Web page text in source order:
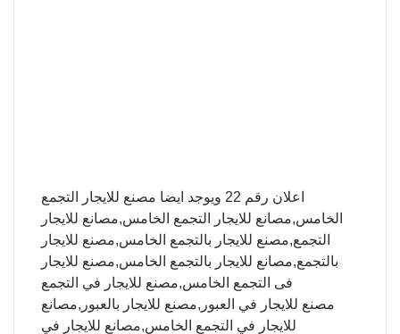
اعلان رقم 22 ويوجد ايضا مصنع للايجار التجمع
الخامس,مصانع للايجار التجمع الخامس,مصانع للايجار
التجمع,مصنع للايجار بالتجمع الخامس,مصنع للايجار
بالتجمع,مصانع للايجار بالتجمع الخامس,مصنع للايجار
فى التجمع الخامس,مصنع للايجار في التجمع
مصنع للايجار في العبور,مصنع للايجار بالعبور,مصانع
للايجار في التجمع الخامس,مصانع للايجار في